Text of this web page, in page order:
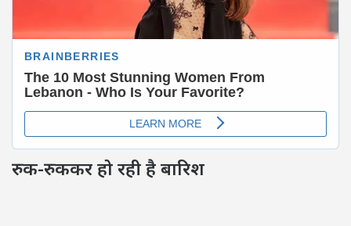
रुक-रुककर हो रही है बारिश